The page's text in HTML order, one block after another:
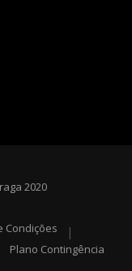
2020
Condições |
Plano Contingência